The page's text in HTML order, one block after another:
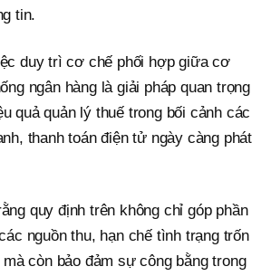
tin.
duy trì cơ chế phối hợp giữa cơ
ngân hàng là giải pháp quan trọng
quả quản lý thuế trong bối cảnh các
thanh toán điện tử ngày càng phát
quy định trên không chỉ góp phần
nguồn thu, hạn chế tình trạng trốn
còn bảo đảm sự công bằng trong